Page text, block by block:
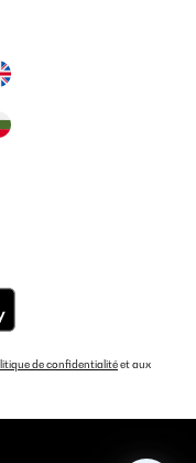
de confidentialitéet aux